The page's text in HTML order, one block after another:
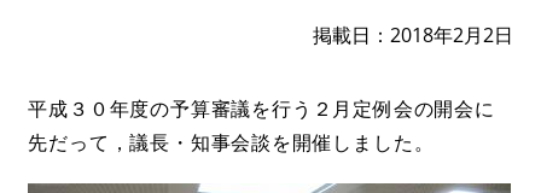
掲載日 2018年2月2日
平成３０年度の予算審議を行う２月定例会の開会に
先だって，議長・知事会談を開催しました。